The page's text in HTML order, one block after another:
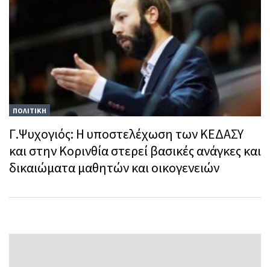
ΠΟΛΙΤΙΚΗ
Γ.Ψυχογιός: Η υποστελέχωση των ΚΕΔΑΣΥ
και στην Κορινθία στερεί βασικές ανάγκες και
δικαιώματα μαθητών και οικογενειών